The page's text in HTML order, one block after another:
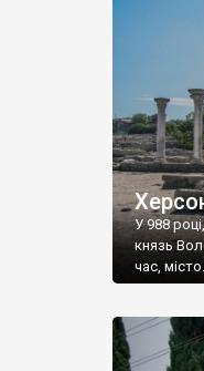
Офіційно
влада в
У 988
князь
час,